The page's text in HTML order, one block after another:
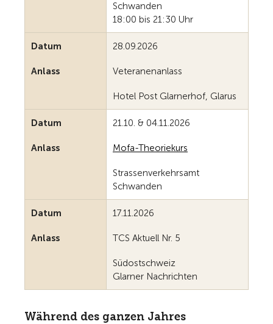
Schwanden
18:00 bis 21:30 Uhr
Datum 28.09.2026
Anlass Veteranenanlass
Hotel Post Glarnerhof, Glarus
Datum 21.10. & 04.11.2026
Anlass Mofa-Theoriekurs
Strassenverkehrsamt
Schwanden
Datum 17.11.2026
Anlass TCS Aktuell Nr. 5
Südostschweiz
Glarner Nachrichten
Während des ganzen Jahres